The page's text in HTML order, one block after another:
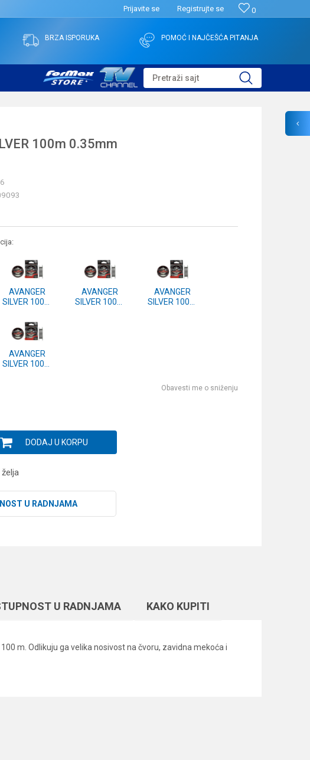
0
Prijavite se Registrujte se
BRZA ISPORUKA POMOĆ I NAJČEŠĆA PITANJA
Pretraži sajt
100m 0.35mm
AVANGER
SILVER 100m
AVANGER
SILVER 100m
AVANGER
SILVER 100m
AVANGER
SILVER 100m
Obavesti me o sniženju
DODAJ U KORPU
U RADNJAMA
U RADNJAMA KAKO KUPITI
m. Odlikuju ga velika nosivost na čvoru, zavidna mekoća i